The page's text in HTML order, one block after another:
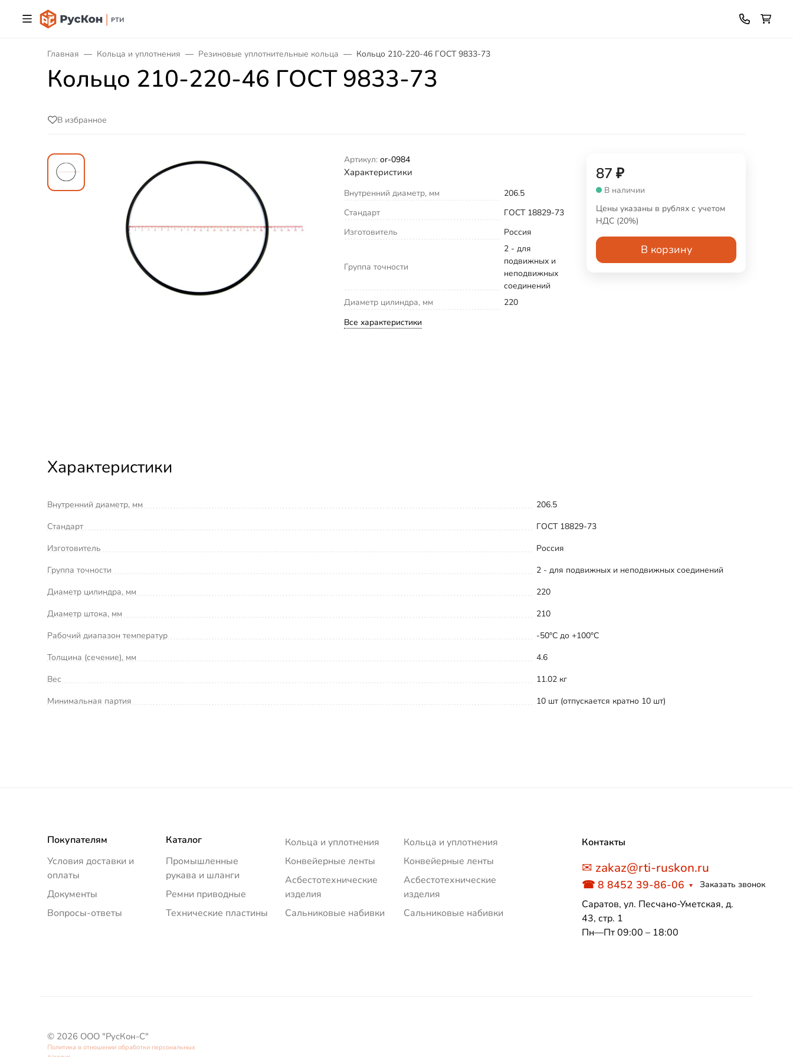
Главная Кольца и уплотнения Резиновые уплотнительные кольца Кольцо 210-220-46 ГОСТ 9833-73
Кольцо 210-220-46 ГОСТ 9833-73
В избранное
Артикул: or-0984
Характеристики
Внутренний диаметр, мм
206.5
Стандарт
ГОСТ 18829-73
Изготовитель
Россия
Группа точности
2 - для
подвижных и
неподвижных
соединений
Диаметр цилиндра, мм
220
Все характеристики
87 ₽
В наличии
Цены указаны в рублях с учетом
НДС (20%)
В корзину
Характеристики
Внутренний диаметр, мм
206.5
Стандарт
ГОСТ 18829-73
Изготовитель
Россия
Группа точности
2 - для подвижных и неподвижных соединений
Диаметр цилиндра, мм
220
Диаметр штока, мм
210
Рабочий диапазон температур
-50°С до +100°С
Толщина (сечение), мм
4.6
Вес
11.02 кг
Минимальная партия
10 шт (отпускается кратно 10 шт)
Покупателям
Условия доставки и
оплаты
Документы
Вопросы-ответы
Каталог
Промышленные
рукава и шланги
Ремни приводные
Технические пластины
Кольца и уплотнения
Конвейерные ленты
Асбестотехнические
изделия
Сальниковые набивки
Кольца и уплотнения
Конвейерные ленты
Асбестотехнические
изделия
Сальниковые набивки
Контакты
✉ zakaz@rti-ruskon.ru
☎ 8 8452 39-86-06 Заказать звонок
Саратов, ул. Песчано-Уметская, д.
43, стр. 1
Пн—Пт 09:00 – 18:00
© 2026 ООО "РусКон-С"
Политика в отношении обработки персональных